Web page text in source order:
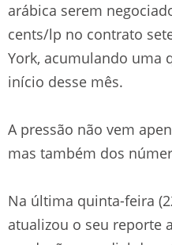
arábica serem
cents/lp no contrato
York, acumulando uma
início desse mês.
A pressão não vem
mas também dos
Na última quinta-feira
atualizou o seu reporte